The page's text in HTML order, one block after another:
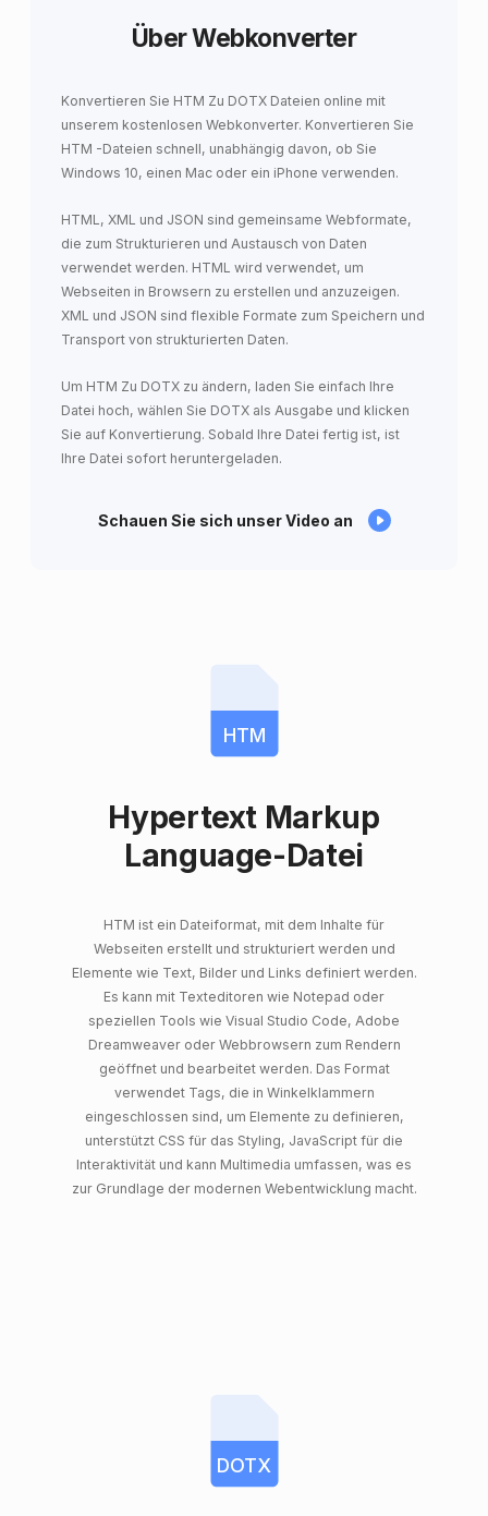
Über Webkonverter
Konvertieren Sie HTM Zu DOTX Dateien online mit
unserem kostenlosen Webkonverter. Konvertieren Sie
HTM -Dateien schnell, unabhängig davon, ob Sie
Windows 10, einen Mac oder ein iPhone verwenden.
HTML, XML und JSON sind gemeinsame Webformate,
die zum Strukturieren und Austausch von Daten
verwendet werden. HTML wird verwendet, um
Webseiten in Browsern zu erstellen und anzuzeigen.
XML und JSON sind flexible Formate zum Speichern und
Transport von strukturierten Daten.
Um HTM Zu DOTX zu ändern, laden Sie einfach Ihre
Datei hoch, wählen Sie DOTX als Ausgabe und klicken
Sie auf Konvertierung. Sobald Ihre Datei fertig ist, ist
Ihre Datei sofort heruntergeladen.
Schauen Sie sich unser Video an
HTM
Hypertext Markup
Language-Datei
HTM ist ein Dateiformat, mit dem Inhalte für
Webseiten erstellt und strukturiert werden und
Elemente wie Text, Bilder und Links definiert werden.
Es kann mit Texteditoren wie Notepad oder
speziellen Tools wie Visual Studio Code, Adobe
Dreamweaver oder Webbrowsern zum Rendern
geöffnet und bearbeitet werden. Das Format
verwendet Tags, die in Winkelklammern
eingeschlossen sind, um Elemente zu definieren,
unterstützt CSS für das Styling, JavaScript für die
Interaktivität und kann Multimedia umfassen, was es
zur Grundlage der modernen Webentwicklung macht.
DOTX